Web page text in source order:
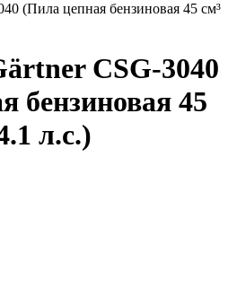
(Пила цепная бензиновая 45 см³
CSG-3040
бензиновая 45
л.с.)